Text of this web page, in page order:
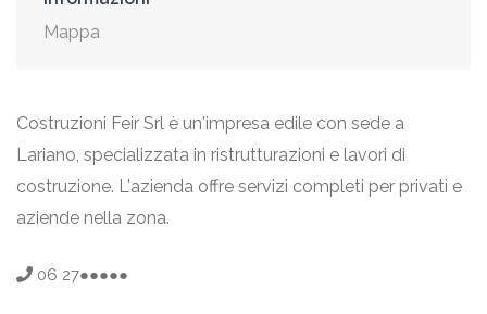
Mappa
Costruzioni Feir Srl è un'impresa edile con sede a
Lariano, specializzata in ristrutturazioni e lavori di
costruzione. L'azienda offre servizi completi per privati e
aziende nella zona.
06 27●●●●●